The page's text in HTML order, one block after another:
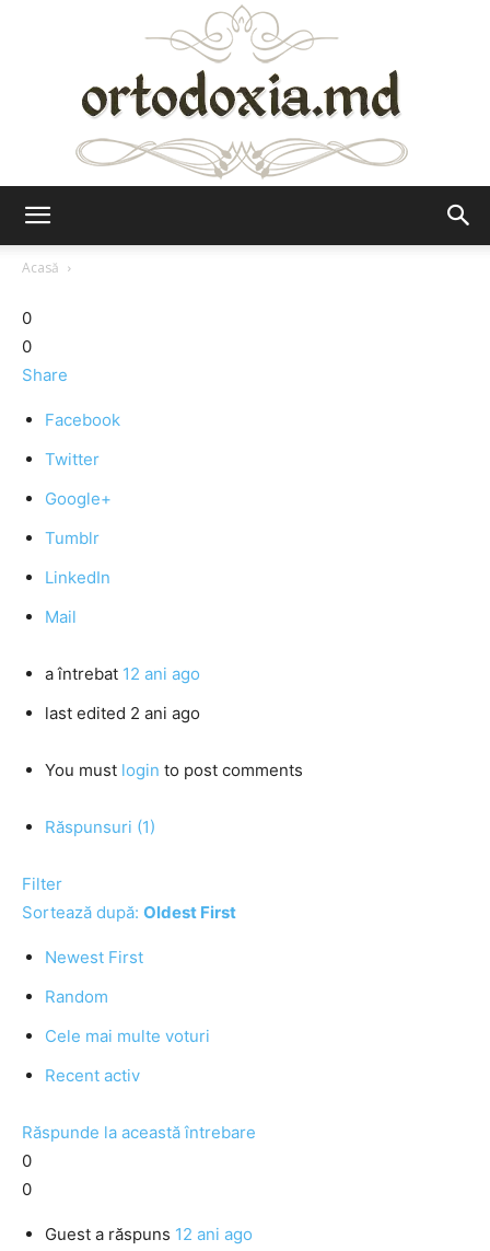
Acasă
0
0
Share
Facebook
Twitter
Google+
Tumblr
LinkedIn
Mail
a întrebat 12 ani ago
last edited 2 ani ago
You must login to post comments
Răspunsuri (1)
Filter
Sortează după: Oldest First
Newest First
Random
Cele mai multe voturi
Recent activ
Răspunde la această întrebare
0
0
Guest a răspuns 12 ani ago